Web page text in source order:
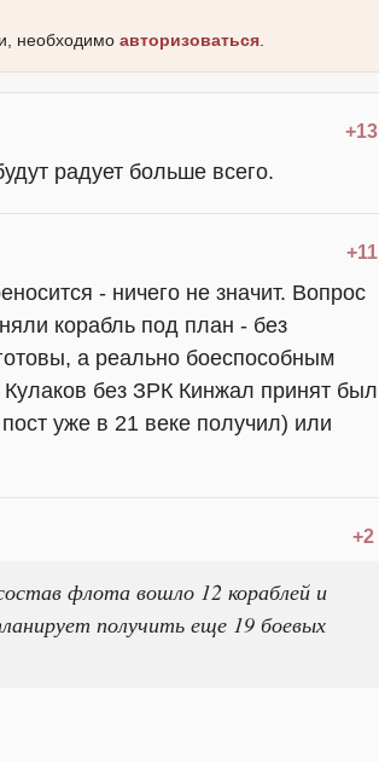
необходимо авторизоваться
+13
радует больше всего.
+11
- ничего не значит. Вопрос
корабль под план - без
а реально боеспособным
без ЗРК Кинжал принят был
уже в 21 веке получил) или
+2
флота вошло 12 кораблей и
получить еще 19 боевых